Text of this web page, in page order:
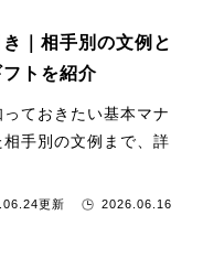
｜相手別の文例と
トを紹介
ておきたい基本マナ
手別の文例まで、詳
更新 2026.06.16